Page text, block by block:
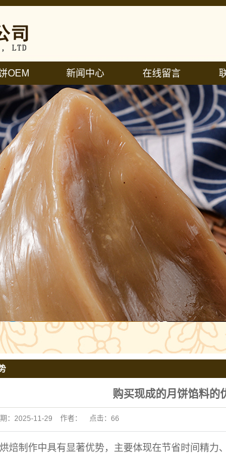
OEM
饼OEM
新闻中心
公司新闻
行业新闻
馅料知识
在线留言
购买现成的月饼馅料的
： 2025-11-29 作者： 点击： 66
焙制作中具有显著优势，主要体现在节省时间精力